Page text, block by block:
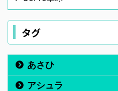
タグ
あさひ
アシュラ